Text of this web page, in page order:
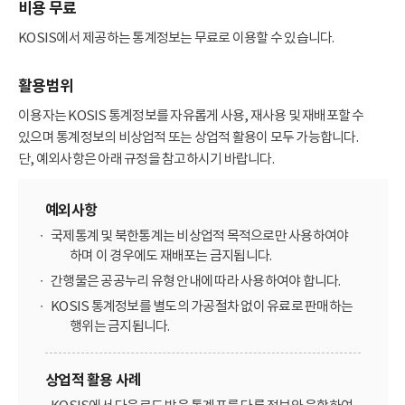
비용 무료
KOSIS에서 제공하는 통계정보는 무료로 이용할 수 있습니다.
활용범위
이용자는 KOSIS 통계정보를 자유롭게 사용, 재사용 및 재배포할 수
있으며 통계정보의 비상업적 또는 상업적 활용이 모두 가능합니다.
단, 예외사항은 아래 규정을 참고하시기 바랍니다.
예외사항
국제통계 및 북한통계는 비상업적 목적으로만 사용하여야
하며 이 경우에도 재배포는 금지됩니다.
간행물은 공공누리 유형 안내에 따라 사용하여야 합니다.
KOSIS 통계정보를 별도의 가공절차 없이 유료로 판매하는
행위는 금지됩니다.
상업적 활용 사례